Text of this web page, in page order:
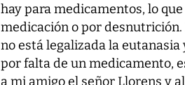
hay para medicamentos, lo
medicación o por desnutrición.
no está legalizada la
por falta de un medicamento,
a mi amigo el señor Llorens y